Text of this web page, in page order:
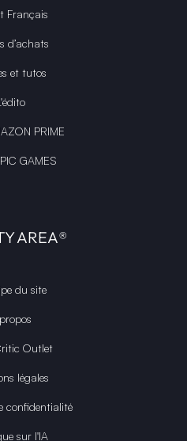
Français
d’achats
et tutos
PRIME
GAMES
AREA®
du site
Outlet
légales
confidentialité
sur l'IA